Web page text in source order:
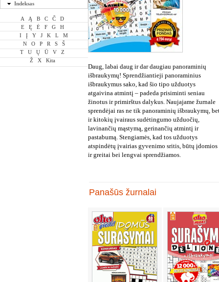
Indeksas
A Ą B C Č
D
E
Ę Ė F G
H
I
Į Y J K L
M
N
O P R S
Š
T
U Ų Ū V
Z
Ž
X Kita
Daug, labai daug ir dar daugiau panoraminių
išbraukymų! Sprendžiantieji panoraminius
išbraukymus sako, kad šio tipo užduotys
atgaivina atmintį – padeda prisiminti seniau
žinotus ir primirštus dalykus. Naujajame žurnale
sprendėjai ras ne tik panoraminių išbraukymų,
ir kitokių įvairaus sudėtingumo užduočių,
lavinančių mąstymą, gerinančių atmintį ir
pastabumą. Stengiamės, kad tos užduotys
atspindėtų įvairias gyvenimo sritis, būtų įdomios
ir greitai bei lengvai sprendžiamos.
Panašūs žurnalai